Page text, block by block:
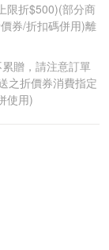
限折$500)(部分商
券/折扣碼併用)離
贈，請注意訂單
之折價券消費指定
使用)